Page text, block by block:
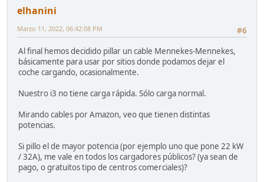
elhanini
#6
Marzo 11, 2022, 06:42:08 PM
Al final hemos decidido pillar un cable Mennekes-Mennekes,
básicamente para usar por sitios donde podamos dejar el
coche cargando, ocasionalmente.
Nuestro i3 no tiene carga rápida. Sólo carga normal.
Mirando cables por Amazon, veo que tienen distintas
potencias.
Si pillo el de mayor potencia (por ejemplo uno que pone 22 kW
/ 32A), me vale en todos los cargadores públicos? (ya sean de
pago, o gratuitos tipo de centros comerciales)?